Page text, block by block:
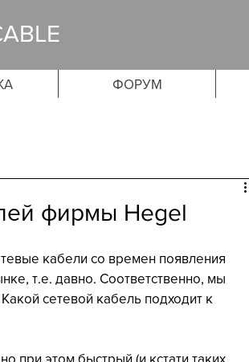
ФОРУМ
фирмы Hegel
кабели со времен появления
т.е. давно. Соответственно, мы
сетевой кабель подходит к
при этом быстрый (и кстати таких